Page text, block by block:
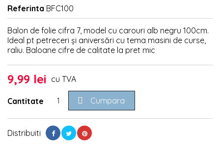
Referinta BFC100
Balon de folie cifra 7, model cu carouri alb negru 100cm.
Ideal pt petreceri și aniversări cu tema masini de curse,
raliu. Baloane cifre de calitate la pret mic
9,99 lei cu TVA
Cantitate  Cumpara
Distribuiti